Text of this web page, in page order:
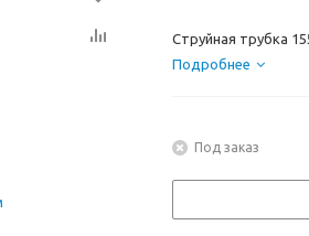
Струйная трубка
Подробнее
Под заказ